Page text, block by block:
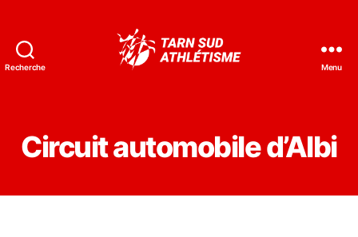
Recherche Menu
Circuit automobile d’Albi